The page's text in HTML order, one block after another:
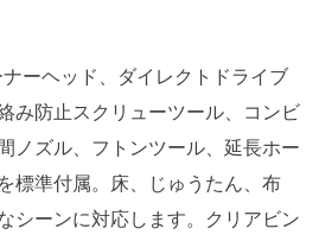
ーヘッド、ダイレクトドライブ
み防止スクリューツール、コンビ
ノズル、フトンツール、延長ホー
標準付属。床、じゅうたん、布
シーンに対応します。クリアビン